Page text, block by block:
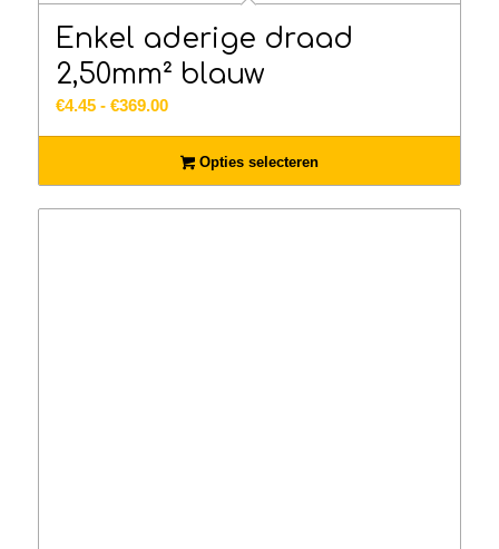
Enkel aderige draad
2,50mm² blauw
€4.45 - €369.00Prijsklasse:
tot
€369.00
Opties selecteren